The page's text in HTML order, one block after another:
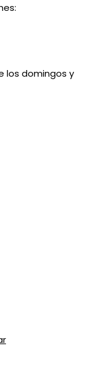
los domingos y